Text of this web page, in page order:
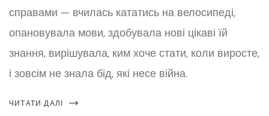
справами — вчилась кататись на велосипеді,
опановувала мови, здобувала нові цікаві їй
знання, вирішувала, ким хоче стати, коли виросте,
і зовсім не знала бід, які несе війна.
ЧИТАТИ ДАЛІ